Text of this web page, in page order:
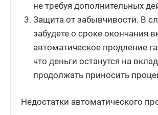
не требуя дополнительных
Защита от забывчивости. В
забудете о сроке окончания
автоматическое продление
что деньги останутся на
продолжать приносить
Недостатки автоматического